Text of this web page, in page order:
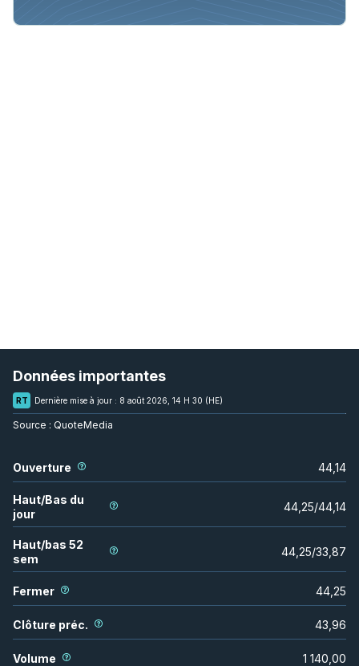
Données importantes
RT Dernière mise à jour : 8 août 2026, 14 H 30 (HE)
Source : QuoteMedia
Ouverture 44,14
Haut/Bas du
jour
44,25/44,14
Haut/bas 52
sem
44,25/33,87
Fermer 44,25
Clôture préc. 43,96
Volume 1 140,00